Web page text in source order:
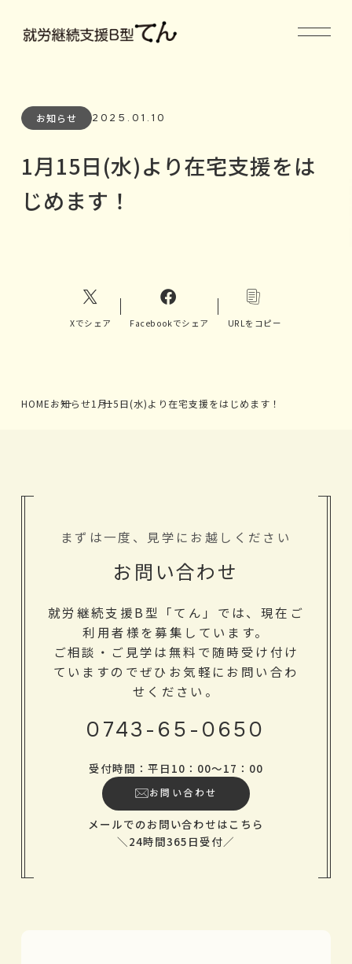
お知らせ 2025.01.10
1月15日(水)より在宅支援をは
じめます！
Xでシェア Facebookでシェア URLをコピー
HOMEお知らせ1月15日(水)より在宅支援をはじめます！
まずは一度、見学にお越しください
お問い合わせ
就労継続支援B型「てん」では、現在ご
利用者様を募集しています。
ご相談・ご見学は無料で随時受け付け
ていますのでぜひお気軽にお問い合わ
せください。
0743-65-0650
受付時間：平日10：00～17：00
お問い合わせ
メールでのお問い合わせはこちら
＼24時間365日受付／